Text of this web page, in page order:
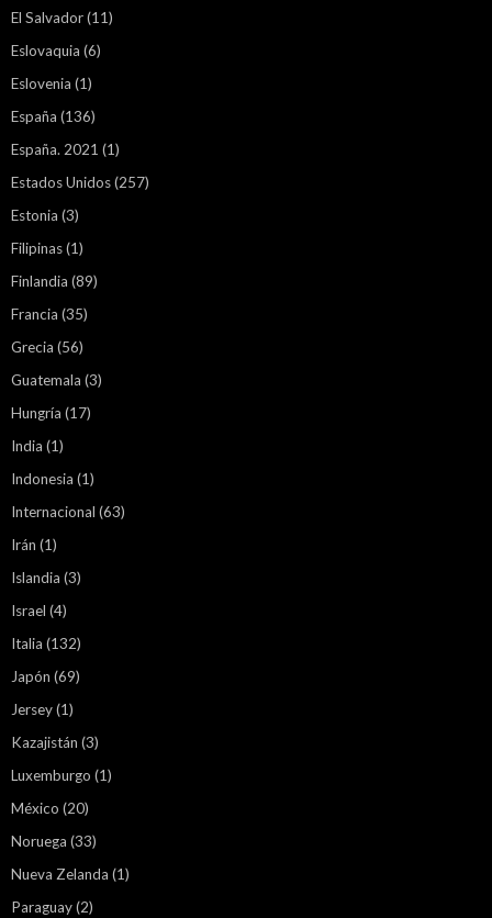
El Salvador(11)
Eslovaquia (6)
Eslovenia (1)
España (136)
España. 2021 (1)
Estados Unidos(257)
Estonia (3)
Filipinas(1)
Finlandia (89)
Francia (35)
Grecia (56)
Guatemala (3)
Hungría (17)
India (1)
Indonesia (1)
Internacional (63)
Irán (1)
Islandia (3)
Israel (4)
Italia (132)
Japón (69)
Jersey(1)
Kazajistán (3)
Luxemburgo (1)
México (20)
Noruega (33)
Nueva Zelanda (1)
Paraguay(2)